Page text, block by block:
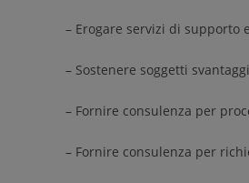
– Erogare servizi di supporto
– Sostenere soggetti
– Fornire consulenza per
– Fornire consulenza per